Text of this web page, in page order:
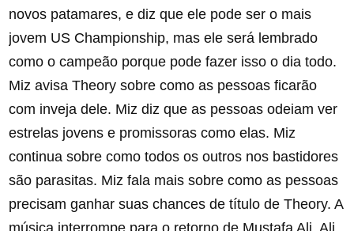
novos patamares, e diz que ele pode ser o mais
jovem US Championship, mas ele será lembrado
como o campeão porque pode fazer isso o dia todo.
Miz avisa Theory sobre como as pessoas ficarão
com inveja dele. Miz diz que as pessoas odeiam ver
estrelas jovens e promissoras como elas. Miz
continua sobre como todos os outros nos bastidores
são parasitas. Miz fala mais sobre como as pessoas
precisam ganhar suas chances de título de Theory. A